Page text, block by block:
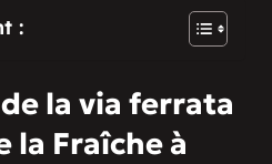
:
la via ferrata
la Fraîche à